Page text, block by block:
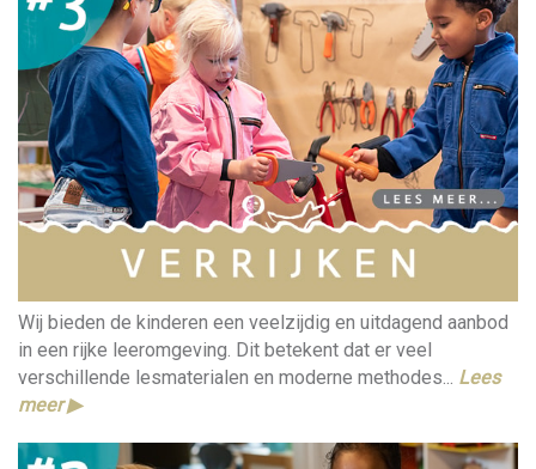
Wij bieden de kinderen een veelzijdig en uitdagend aanbod
in een rijke leeromgeving. Dit betekent dat er veel
verschillende lesmaterialen en moderne methodes... Lees
meer ▶︎